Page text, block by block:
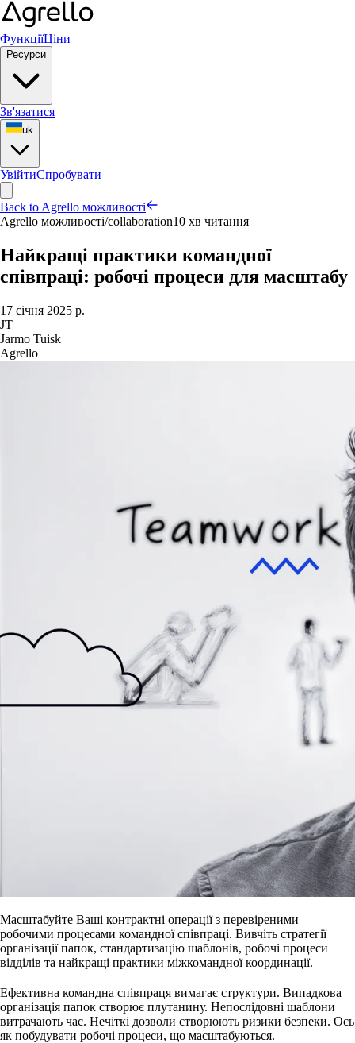
ФункціїЦіни
Ресурси
Зв'язатися
uk
УвійтиСпробувати
Back to Agrello можливості
Agrello можливості/collaboration10 хв читання
Найкращі практики командної
співпраці: робочі процеси для масштабу
17 січня 2025 р.
JT
Jarmo Tuisk
Agrello
Масштабуйте Ваші контрактні операції з перевіреними
робочими процесами командної співпраці. Вивчіть стратегії
організації папок, стандартизацію шаблонів, робочі процеси
відділів та найкращі практики міжкомандної координації.
Ефективна командна співпраця вимагає структури. Випадкова
організація папок створює плутанину. Непослідовні шаблони
витрачають час. Нечіткі дозволи створюють ризики безпеки. Ось
як побудувати робочі процеси, що масштабуються.